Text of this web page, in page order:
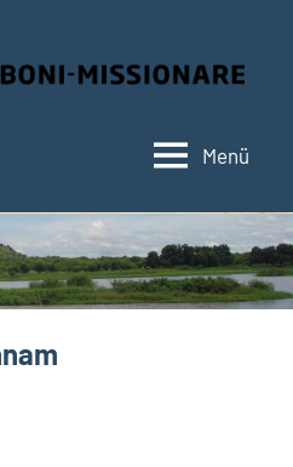
Menü